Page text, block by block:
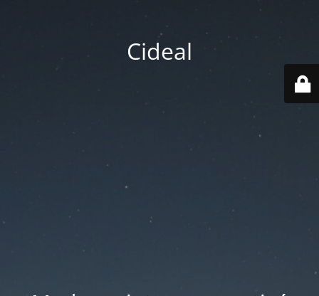
Cideal